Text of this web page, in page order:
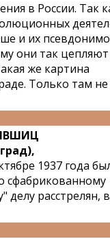
в России. Так
и их
они так цепляют
же картина
Только там не
1937 года
сфабрикованному
делу расстрелян, в